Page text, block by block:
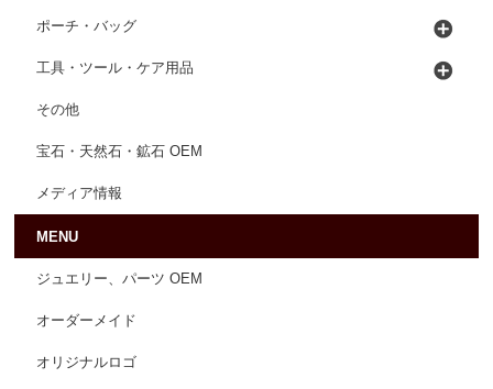
ポーチ・バッグ
工具・ツール・ケア用品
その他
宝石・天然石・鉱石 OEM
メディア情報
MENU
ジュエリー、パーツ OEM
オーダーメイド
オリジナルロゴ